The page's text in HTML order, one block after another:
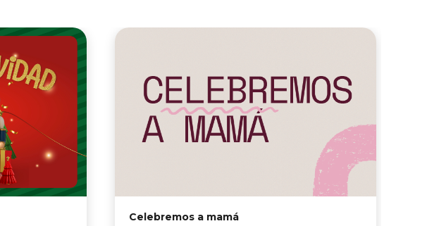
Celebremos a mamá